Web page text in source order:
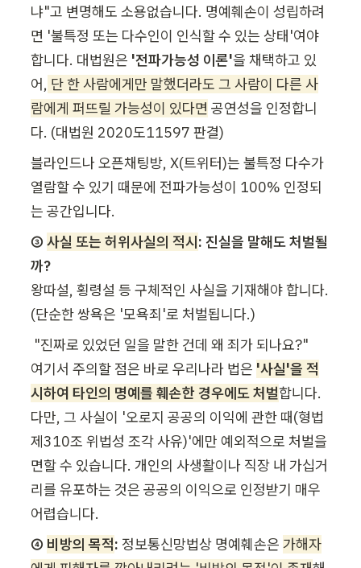
냐"고 변명해도 소용없습니다. 명예훼손이 성립하려
면 '불특정 또는 다수인이 인식할 수 있는 상태'여야
합니다. 대법원은 '전파가능성 이론'을 채택하고 있
어, 단 한 사람에게만 말했더라도 그 사람이 다른 사
람에게 퍼뜨릴 가능성이 있다면 공연성을 인정합니
다. (대법원 2020도11597 판결)
블라인드나 오픈채팅방, X(트위터)는 불특정 다수가
열람할 수 있기 때문에 전파가능성이 100% 인정되
는 공간입니다.
③ 사실 또는 허위사실의 적시: 진실을 말해도 처벌될
까?
왕따설, 횡령설 등 구체적인 사실을 기재해야 합니다.
(단순한 쌍욕은 '모욕죄'로 처벌됩니다.)
여기서 주의할 점은 바로 우리나라 법은 '사실'을 적
시하여 타인의 명예를 훼손한 경우에도 처벌합니다.
다만, 그 사실이 '오로지 공공의 이익에 관한 때(형법
제310조 위법성 조각 사유)'에만 예외적으로 처벌을
면할 수 있습니다. 개인의 사생활이나 직장 내 가십거
리를 유포하는 것은 공공의 이익으로 인정받기 매우
어렵습니다.
④ 비방의 목적: 정보통신망법상 명예훼손은 가해자